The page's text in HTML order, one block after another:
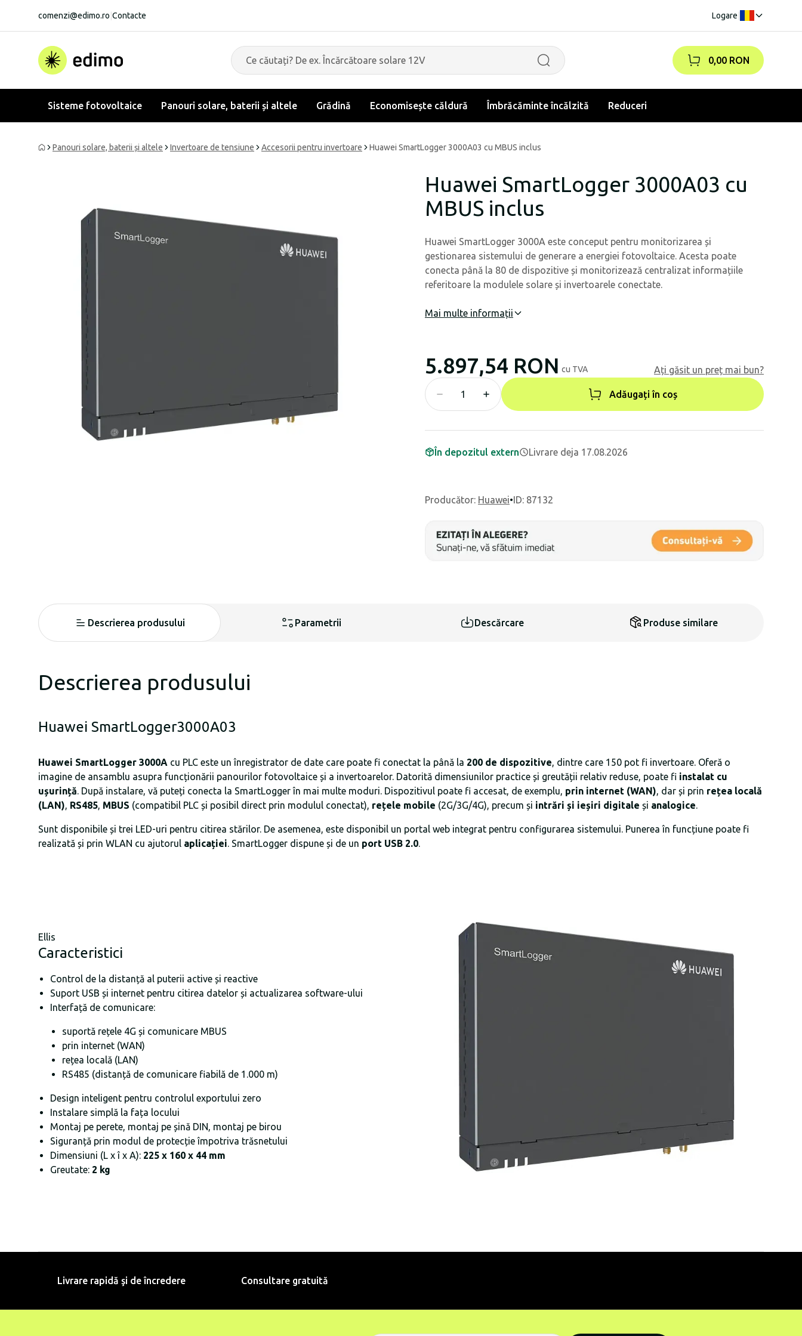
comenzi@edimo.ro Contacte Logare
0,00 RON
Sisteme fotovoltaice Panouri solare, baterii și altele Grădină Economisește căldură Îmbrăcăminte încălzită Reduceri
Panouri solare, baterii și altele Invertoare de tensiune Accesorii pentru invertoare Huawei SmartLogger 3000A03 cu MBUS inclus
Huawei SmartLogger 3000A03 cu
MBUS inclus
Huawei SmartLogger 3000A este conceput pentru monitorizarea și
gestionarea sistemului de generare a energiei fotovoltaice. Acesta poate
conecta până la 80 de dispozitive și monitorizează centralizat informațiile
referitoare la modulele solare și invertoarele conectate.
Mai multe informații
5.897,54 RON cu TVA Ați găsit un preț mai bun?
Adăugați în coș
În depozitul extern Livrare deja 17.08.2026
Producător: Huawei•ID: 87132
Descrierea produsului Parametrii Descărcare Produse similare
Descrierea produsului
Huawei SmartLogger3000A03
Huawei SmartLogger 3000A cu PLC este un înregistrator de date care poate fi conectat la până la 200 de dispozitive , dintre care 150 pot fi invertoare. Oferă o
imagine de ansamblu asupra funcționării panourilor fotovoltaice și a invertoarelor. Datorită dimensiunilor practice și greutății relativ reduse, poate fi instalat cu
ușurință . După instalare, vă puteți conecta la SmartLogger în mai multe moduri. Dispozitivul poate fi accesat, de exemplu, prin internet (WAN) , dar și prin rețea locală
(LAN) RS485 MBUS (compatibil PLC și posibil direct prin modulul conectat), rețele mobile (2G/3G/4G), precum și intrări și ieșiri digitale și analogice
Sunt disponibile și trei LED-uri pentru citirea stărilor. De asemenea, este disponibil un portal web integrat pentru configurarea sistemului. Punerea în funcțiune poate fi
realizată și prin WLAN cu ajutorul aplicației . SmartLogger dispune și de un port USB 2.0
Ellis
Caracteristici
Control de la distanță al puterii active și reactive
Suport USB și internet pentru citirea datelor și actualizarea software-ului
Interfață de comunicare:
suportă rețele 4G și comunicare MBUS
prin internet (WAN)
rețea locală (LAN)
RS485 (distanță de comunicare fiabilă de 1.000 m)
Design inteligent pentru controlul exportului zero
Instalare simplă la fața locului
Montaj pe perete, montaj pe șină DIN, montaj pe birou
Siguranță prin modul de protecție împotriva trăsnetului
Dimensiuni (L x î x A): 225 x 160 x 44 mm
Greutate: 2 kg
Livrare rapidă şi de încredere Consultare gratuită